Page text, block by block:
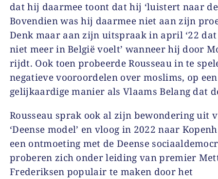
dat hij daarmee toont dat hij ‘luistert naar de
Bovendien was hij daarmee niet aan zijn
Denk maar aan zijn uitspraak in april ‘22 dat
niet meer in België voelt’ wanneer hij door
rijdt. Ook toen probeerde Rousseau in te
negatieve vooroordelen over moslims, op een
gelijkaardige manier als Vlaams Belang dat
Rousseau sprak ook al zijn bewondering uit
‘Deense model’ en vloog in 2022 naar
een ontmoeting met de Deense
proberen zich onder leiding van premier
Frederiksen populair te maken door het